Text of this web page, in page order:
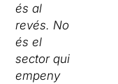
és al
revés. No
és el
sector qui
empeny